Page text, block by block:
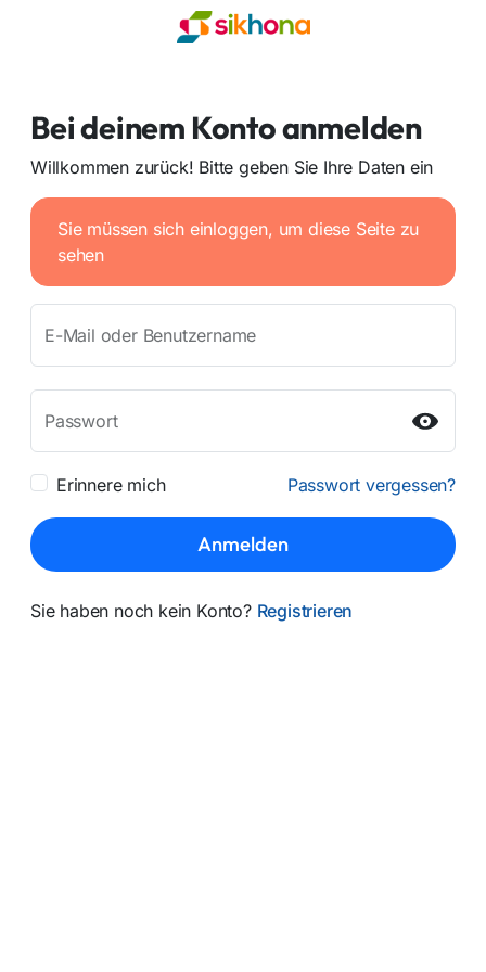
Bei deinem Konto anmelden
Willkommen zurück! Bitte geben Sie Ihre Daten ein
Sie müssen sich einloggen, um diese Seite zu
sehen
E-Mail oder Benutzername
Passwort
Erinnere mich Passwort vergessen?
Anmelden
Sie haben noch kein Konto? Registrieren